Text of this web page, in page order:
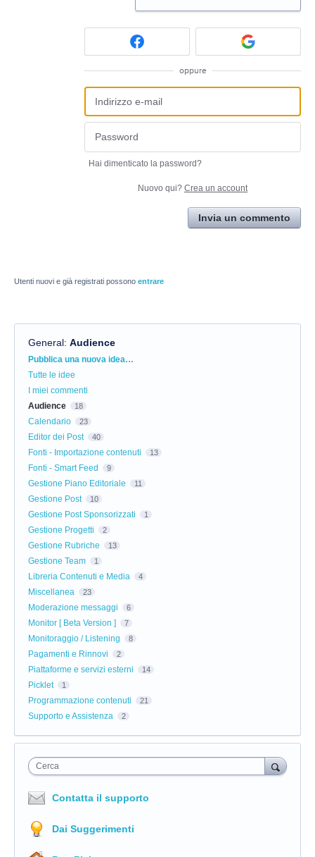
oppure
Hai dimenticato la password?
Nuovo qui? Crea un account
Invia un commento
Utenti nuovi e già registrati possono entrare
General: Audience
Categorie
Pubblica una nuova idea…
Tutte le idee
I miei commenti
Audience
18
Calendario 23
Editor dei Post 40
Fonti - Importazione contenuti 13
Fonti - Smart Feed 9
Gestione Piano Editoriale 11
Gestione Post 10
Gestione Post Sponsorizzati 1
Gestione Progetti 2
Gestione Rubriche 13
Gestione Team 1
Libreria Contenuti e Media 4
Miscellanea 23
Moderazione messaggi 6
Monitor [ Beta Version ] 7
Monitoraggio / Listening 8
Pagamenti e Rinnovi 2
Piattaforme e servizi esterni 14
Picklet 1
Programmazione contenuti 21
Supporto e Assistenza 2
Cerca
Contatta il supporto
Dai Suggerimenti